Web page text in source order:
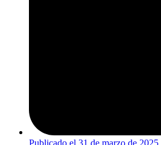
Publicado el 31 de marzo de 2025